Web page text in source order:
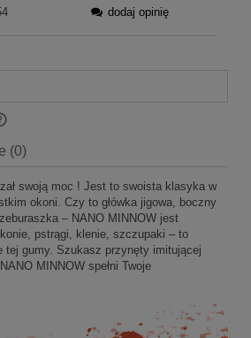
dodaj opinię
kosztów płatności
(0)
swoją moc ! Jest to swoista klasyka w
okoni. Czy to główka jigowa, boczny
– NANO MINNOW jest
pstrągi, klenie, szczupaki – to
tej gumy. Szukasz przynęty imitującej
MINNOW spełni Twoje